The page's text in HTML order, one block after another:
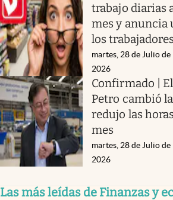
trabajo diarias
mes y anuncia
los
martes, 28 de Julio de
2026
Confirmado |
Petro cambió
redujo las
mes
martes, 28 de Julio de
2026
Las más leídas de Finanzas y